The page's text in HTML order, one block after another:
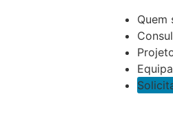
Quem